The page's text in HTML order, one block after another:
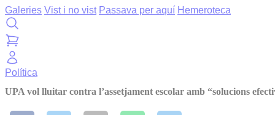
Galeries Vist i no vist Passava per aquí Hemeroteca
Política
UPA vol lluitar contra l’assetjament escolar amb “solucions